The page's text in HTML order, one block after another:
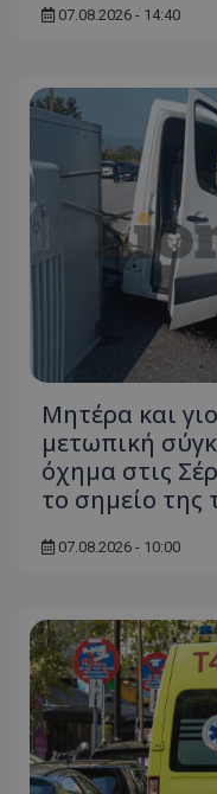
07.08.2026 - 14:40
Μητέρα και
μετωπική
όχημα στις
το σημείο της
07.08.2026 - 10:00